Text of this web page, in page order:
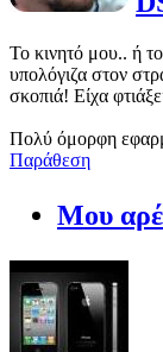
Το κινητό μου.. ή
υπολόγιζα στον
σκοπιά! Είχα
Πολύ όμορφη
Παράθεση
Μου